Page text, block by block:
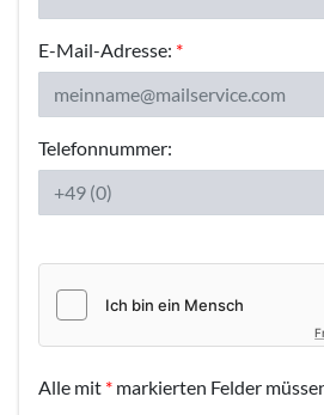
E-Mail-Adresse: *
Telefonnummer:
Alle mit * markierten Felder